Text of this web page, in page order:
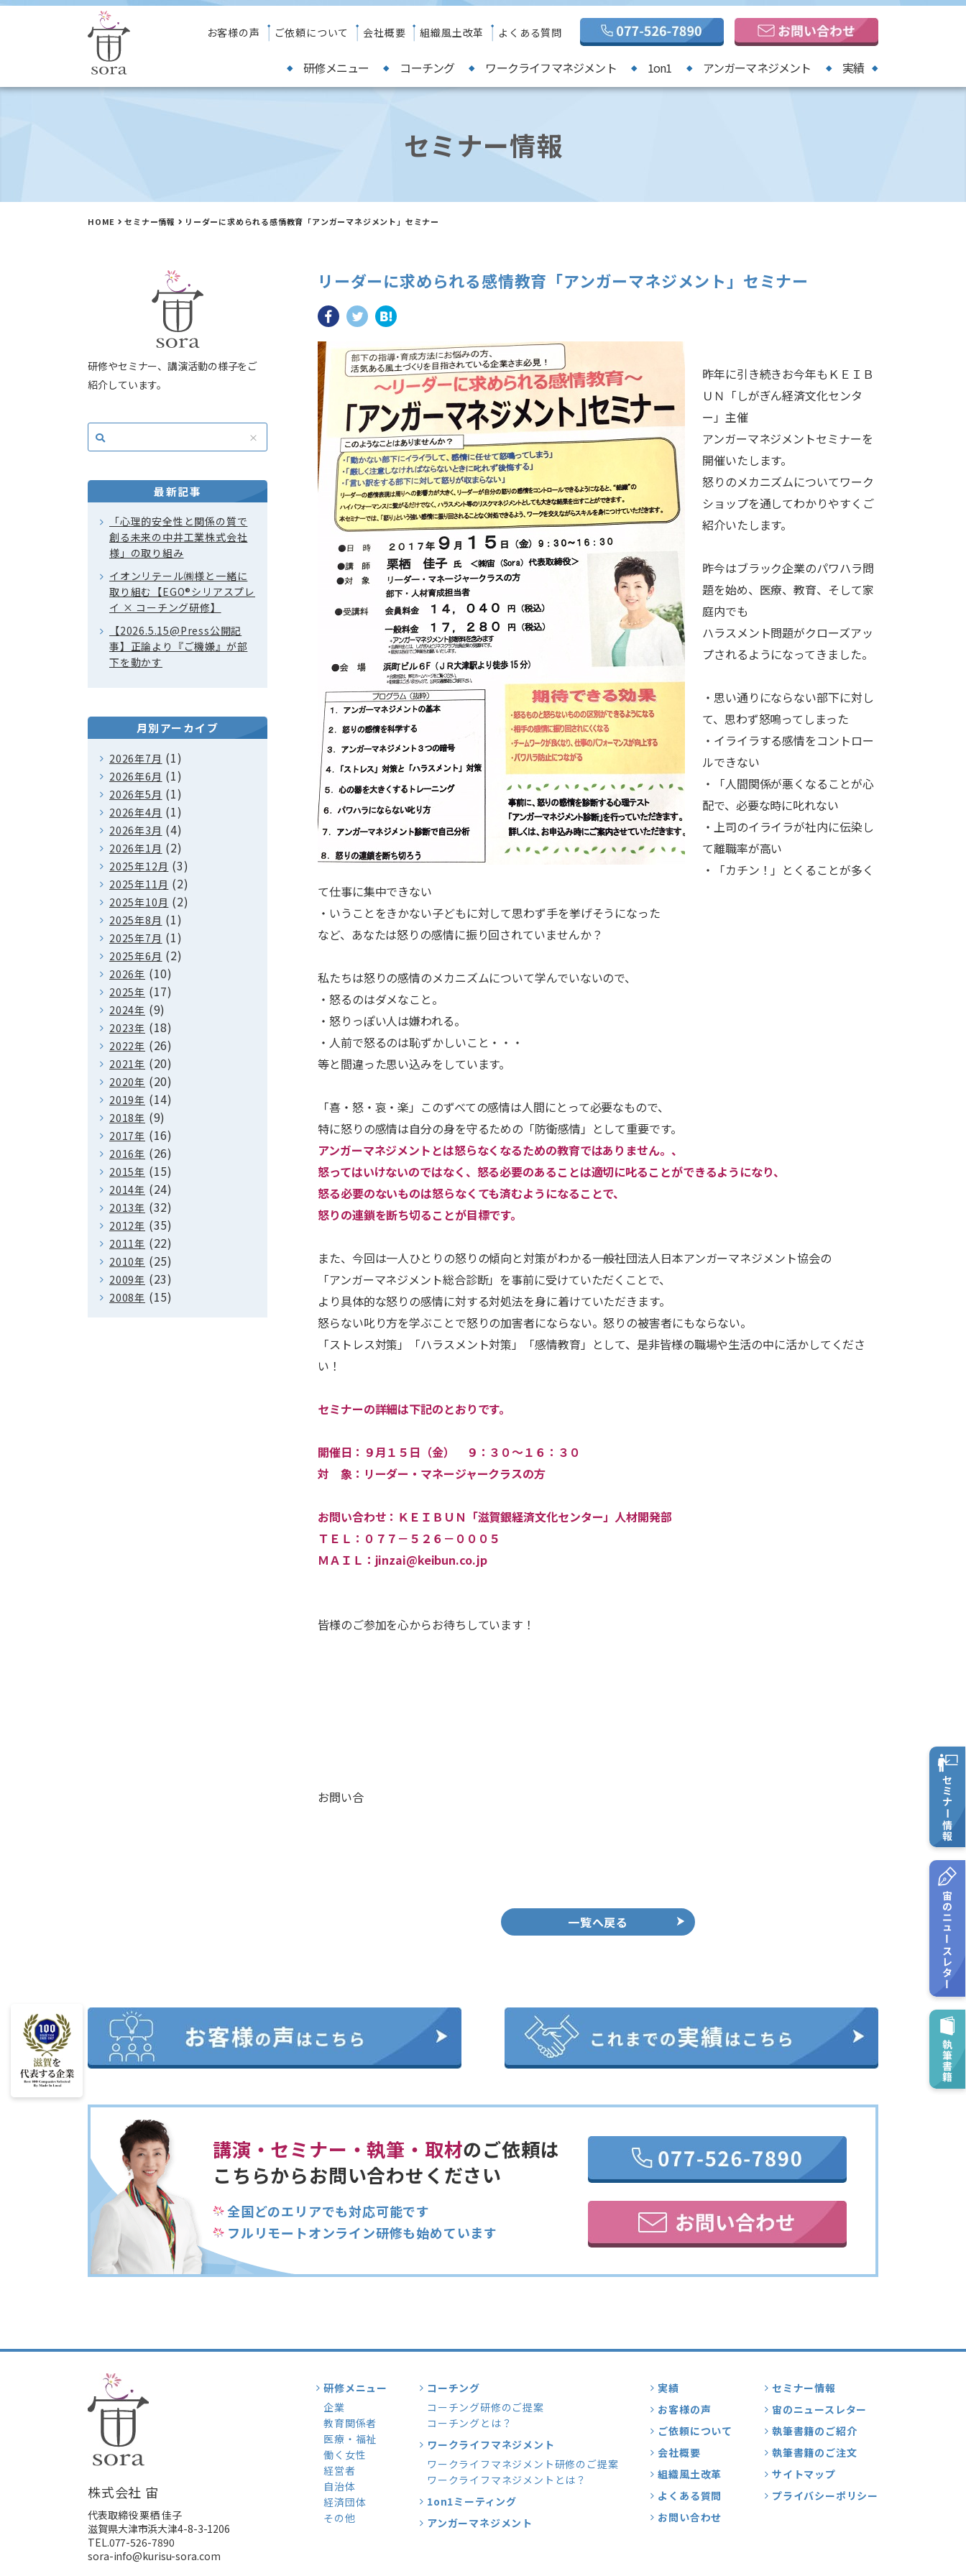
お客様の声 ご依頼について 会社概要 組織風土改革 よくある質問
研修メニュー コーチング ワークライフマネジメント 1on1 アンガーマネジメント 実績
セミナー情報
HOME セミナー情報 リーダーに求められる感情教育「アンガーマネジメント」セミナー
リーダーに求められる感情教育「アンガーマネジメント」セミナー
昨年に引き続きお今年もＫＥＩＢ
ＵＮ「しがぎん経済文化センタ
ー」主催
アンガーマネジメントセミナーを
開催いたします。
怒りのメカニズムについてワーク
ショップを通してわかりやすくご
紹介いたします。
昨今はブラック企業のパワハラ問
題を始め、医療、教育、そして家
庭内でも
ハラスメント問題がクローズアッ
プされるようになってきました。
・思い通りにならない部下に対し
て、思わず怒鳴ってしまった
・イライラする感情をコントロー
ルできない
・「人間関係が悪くなることが心
配で、必要な時に叱れない
・上司のイライラが社内に伝染し
て離職率が高い
・「カチン！」とくることが多く
て仕事に集中できない
・いうことをきかない子どもに対して思わず手を挙げそうになった
など、あなたは怒りの感情に振り回されていませんか？
私たちは怒りの感情のメカニズムについて学んでいないので、
・怒るのはダメなこと。
・怒りっぽい人は嫌われる。
・人前で怒るのは恥ずかしいこと・・・
等と間違った思い込みをしています。
「喜・怒・哀・楽」このずべての感情は人間にとって必要なもので、
特に怒りの感情は自分の身を守るための「防衛感情」として重要です。
アンガーマネジメントとは怒らなくなるための教育ではありません。、
怒ってはいけないのではなく、怒る必要のあることは適切に叱ることができるようになり、
怒る必要のないものは怒らなくても済むようになることで、
怒りの連鎖を断ち切ることが目標です。
また、今回は一人ひとりの怒りの傾向と対策がわかる一般社団法人日本アンガーマネジメント協会の
「アンガーマネジメント総合診断」を事前に受けていただくことで、
より具体的な怒りの感情に対する対処法を身に着けていただきます。
怒らない叱り方を学ぶことで怒りの加害者にならない。怒りの被害者にもならない。
「ストレス対策」「ハラスメント対策」「感情教育」として、是非皆様の職場や生活の中に活かしてくださ
い！
セミナーの詳細は下記のとおりです。
開催日：９月１５日（金） ９：３０～１６：３０
対 象：リーダー・マネージャークラスの方
お問い合わせ：ＫＥＩＢＵＮ「滋賀銀経済文化センター」人材開発部
ＴＥＬ：０７７－５２６－０００５
ＭＡＩＬ：jinzai@keibun.co.jp
皆様のご参加を心からお待ちしています！
お問い合
一覧へ戻る
研修やセミナー、講演活動の様子をご
紹介しています。
最新記事
「心理的安全性と関係の質で
創る未来の中井工業株式会社
様」の取り組み
イオンリテール㈱様と一緒に
取り組む【EGO®シリアスプレ
イ × コーチング研修】
【2026.5.15@Press公開記
事】正論より『ご機嫌』が部
下を動かす
月別アーカイブ
2026年7月 (1)
2026年6月 (1)
2026年5月 (1)
2026年4月 (1)
2026年3月 (4)
2026年1月 (2)
2025年12月 (3)
2025年11月 (2)
2025年10月 (2)
2025年8月 (1)
2025年7月 (1)
2025年6月 (2)
2026年 (10)
2025年 (17)
2024年 (9)
2023年 (18)
2022年 (26)
2021年 (20)
2020年 (20)
2019年 (14)
2018年 (9)
2017年 (16)
2016年 (26)
2015年 (15)
2014年 (24)
2013年 (32)
2012年 (35)
2011年 (22)
2010年 (25)
2009年 (23)
2008年 (15)
講演・セミナー・執筆・取材のご依頼は
こちらからお問い合わせください
全国どのエリアでも対応可能です
フルリモートオンライン研修も始めています
株式会社 宙
代表取締役 栗栖 佳子
滋賀県大津市浜大津4-8-3-1206
TEL.077-526-7890
sora-info@kurisu-sora.com
研修メニュー
企業
教育関係者
医療・福祉
働く女性
経営者
自治体
経済団体
その他
コーチング
コーチング研修のご提案
コーチングとは？
ワークライフマネジメント
ワークライフマネジメント研修のご提案
ワークライフマネジメントとは？
1on1ミーティング
アンガーマネジメント
実績
お客様の声
ご依頼について
会社概要
組織風土改革
よくある質問
お問い合わせ
セミナー情報
宙のニュースレター
執筆書籍のご紹介
執筆書籍のご注文
サイトマップ
プライバシーポリシー